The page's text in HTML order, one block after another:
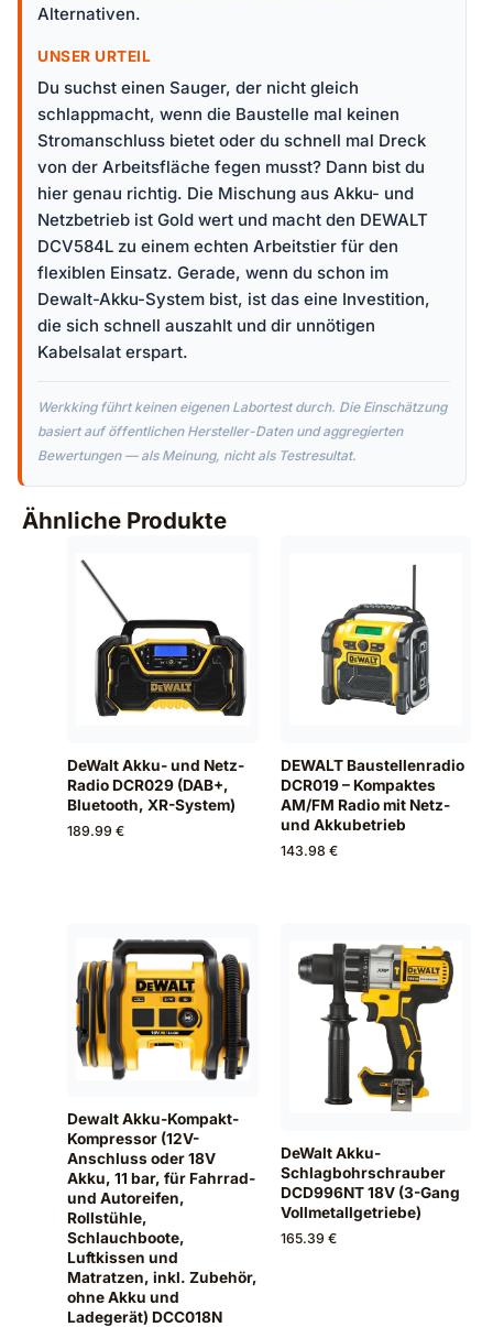
Alternativen.
UNSER URTEIL
Du suchst einen Sauger, der nicht gleich
schlappmacht, wenn die Baustelle mal keinen
Stromanschluss bietet oder du schnell mal Dreck
von der Arbeitsfläche fegen musst? Dann bist du
hier genau richtig. Die Mischung aus Akku- und
Netzbetrieb ist Gold wert und macht den DEWALT
DCV584L zu einem echten Arbeitstier für den
flexiblen Einsatz. Gerade, wenn du schon im
Dewalt-Akku-System bist, ist das eine Investition,
die sich schnell auszahlt und dir unnötigen
Kabelsalat erspart.
Werkking führt keinen eigenen Labortest durch. Die Einschätzung
basiert auf öffentlichen Hersteller-Daten und aggregierten
Bewertungen — als Meinung, nicht als Testresultat.
Ähnliche Produkte
DeWalt Akku- und Netz-
Radio DCR029 (DAB+,
Bluetooth, XR-System)
189.99 €
DEWALT Baustellenradio
DCR019 – Kompaktes
AM/FM Radio mit Netz-
und Akkubetrieb
143.98 €
Dewalt Akku-Kompakt-
Kompressor (12V-
Anschluss oder 18V
Akku, 11 bar, für Fahrrad-
und Autoreifen,
Rollstühle,
Schlauchboote,
Luftkissen und
Matratzen, inkl. Zubehör,
ohne Akku und
Ladegerät) DCC018N
DeWalt Akku-
Schlagbohrschrauber
DCD996NT 18V (3-Gang
Vollmetallgetriebe)
165.39 €